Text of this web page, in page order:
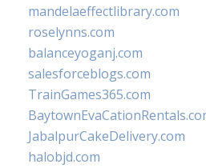
mandelaeffectlibrary.com
roselynns.com
balanceyoganj.com
salesforceblogs.com
TrainGames365.com
JabalpurCakeDelivery.com
halobjd.com